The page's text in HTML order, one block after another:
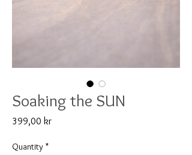
Soaking the SUN
399,00 krPrice
Quantity *